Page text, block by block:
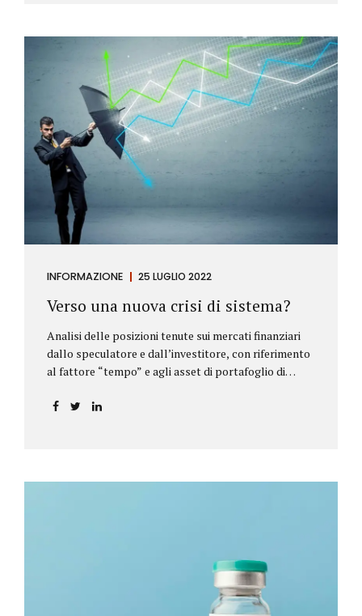
INFORMAZIONE 25 LUGLIO 2022
Verso una nuova crisi di sistema?
Analisi delle posizioni tenute sui mercati finanziari
dallo speculatore e dall’investitore, con riferimento
al fattore “tempo” e agli asset di portafoglio di
l’investitore Nelle definizioni di Wikipedia si legge:
Investitore: è colui che decide di investire il proprio
loro investimenti, mentre gli speculatori cercano...